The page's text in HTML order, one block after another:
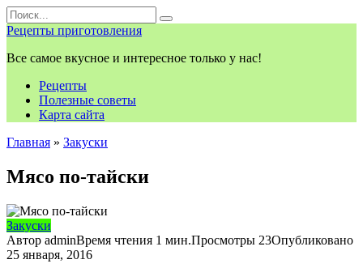
Перейти
к
контенту
Search
for:
Рецепты приготовления
Все самое вкусное и интересное только у нас!
Рецепты
Полезные советы
Карта сайта
Главная » Закуски
Мясо по-тайски
Закуски
Автор adminВремя чтения 1 мин.Просмотры 23Опубликовано
25 января, 2016